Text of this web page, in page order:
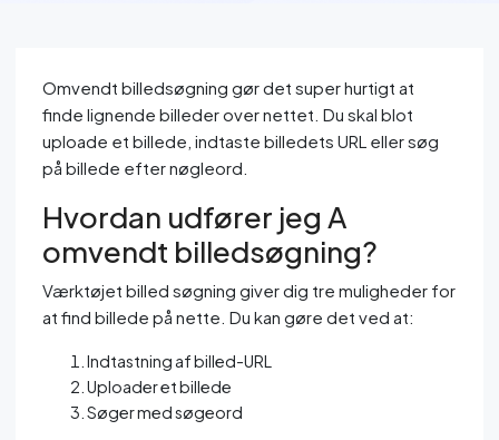
Omvendt billedsøgning gør det super hurtigt at
finde lignende billeder over nettet. Du skal blot
uploade et billede, indtaste billedets URL eller søg
på billede efter nøgleord.
Hvordan udfører jeg A
omvendt billedsøgning?
Værktøjet billed søgning giver dig tre muligheder for
at find billede på nette. Du kan gøre det ved at:
Indtastning af billed-URL
Uploader et billede
Søger med søgeord